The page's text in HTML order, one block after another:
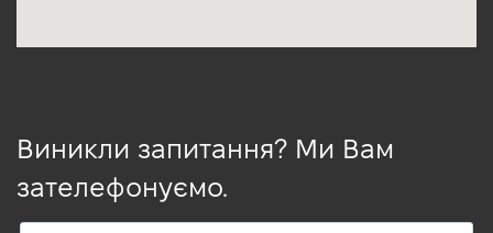
Виникли запитання? Ми Вам
зателефонуємо.